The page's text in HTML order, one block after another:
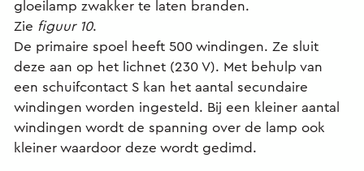
gloeilamp zwakker te laten branden.
Zie figuur 10.
De primaire spoel heeft 500 windingen. Ze sluit
deze aan op het lichnet (230 V). Met behulp van
een schuifcontact S kan het aantal secundaire
windingen worden ingesteld. Bij een kleiner aantal
windingen wordt de spanning over de lamp ook
kleiner waardoor deze wordt gedimd.